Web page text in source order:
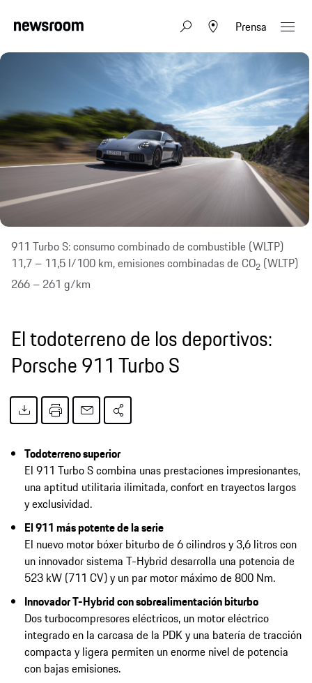
Prensa
911 Turbo S: consumo combinado de combustible (WLTP)
11,7 – 11,5 l/100 km, emisiones combinadas de CO2 (WLTP)
266 – 261 g/km
El todoterreno de los deportivos:
Porsche 911 Turbo S
Todoterreno superior
El 911 Turbo S combina unas prestaciones impresionantes,
una aptitud utilitaria ilimitada, confort en trayectos largos
y exclusividad.
El 911 más potente de la serie
El nuevo motor bóxer biturbo de 6 cilindros y 3,6 litros con
un innovador sistema T-Hybrid desarrolla una potencia de
523 kW (711 CV) y un par motor máximo de 800 Nm.
Innovador T-Hybrid con sobrealimentación biturbo
Dos turbocompresores eléctricos, un motor eléctrico
integrado en la carcasa de la PDK y una batería de tracción
compacta y ligera permiten un enorme nivel de potencia
con bajas emisiones.